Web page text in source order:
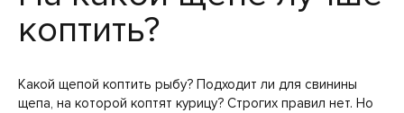
коптить?
Какой щепой коптить рыбу? Подходит ли для свинины
щепа, на которой коптят курицу? Строгих правил нет. Но